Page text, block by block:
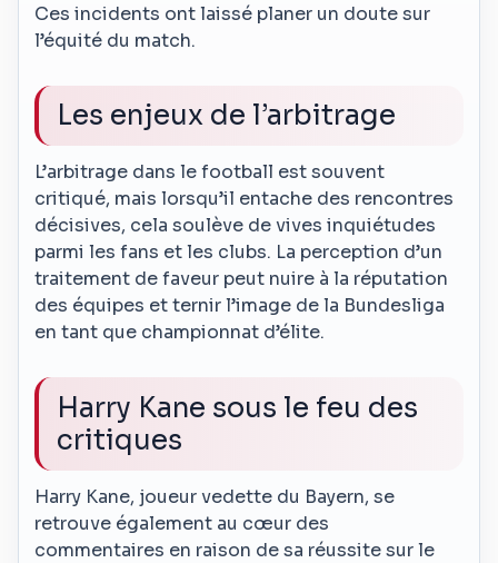
Ces incidents ont laissé planer un doute sur
l’équité du match.
Les enjeux de l’arbitrage
L’arbitrage dans le football est souvent
critiqué, mais lorsqu’il entache des rencontres
décisives, cela soulève de vives inquiétudes
parmi les fans et les clubs. La perception d’un
traitement de faveur peut nuire à la réputation
des équipes et ternir l’image de la Bundesliga
en tant que championnat d’élite.
Harry Kane sous le feu des
critiques
Harry Kane, joueur vedette du Bayern, se
retrouve également au cœur des
commentaires en raison de sa réussite sur le